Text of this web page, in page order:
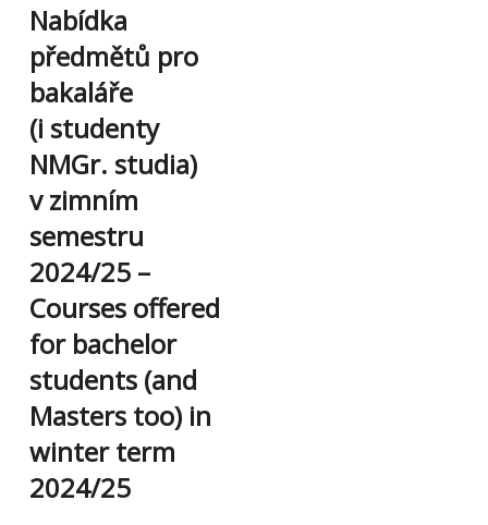
Nabídka
předmětů pro
bakaláře
(i studenty
NMGr. studia)
v zimním
semestru
2024/25 –
Courses offered
for bachelor
students (and
Masters too) in
winter term
2024/25